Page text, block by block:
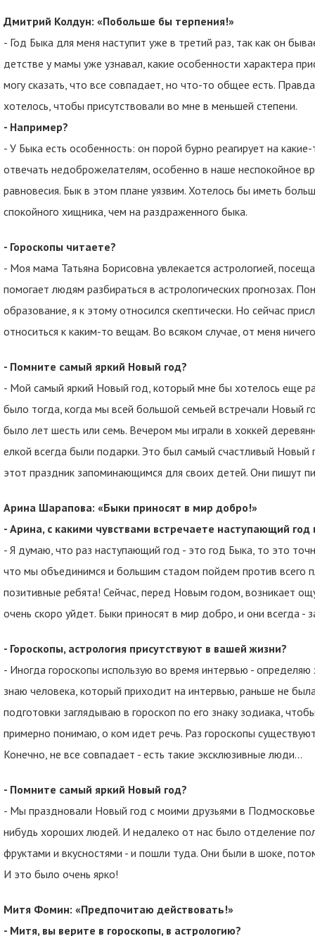
Дмитрий Колдун: «Побольше бы терпения!»
- Год Быка для меня наступит уже в третий раз, так как он
детстве у мамы уже узнавал, какие особенности характера
могу сказать, что все совпадает, но что-то общее есть.
хотелось, чтобы присутствовали во мне в меньшей степени.
- Например?
- У Быка есть особенность: он порой бурно реагирует на
отвечать недоброжелателям, особенно в наше неспокойное
равновесия. Бык в этом плане уязвим. Хотелось бы иметь
спокойного хищника, чем на раздраженного быка.
- Гороскопы читаете?
- Моя мама Татьяна Борисовна увлекается астрологией,
помогает людям разбираться в астрологических прогнозах.
образование, я к этому относился скептически. Но сейчас
относиться к каким-то вещам. Во всяком случае, от меня
- Помните самый яркий Новый год?
- Мой самый яркий Новый год, который мне бы хотелось еще
было тогда, когда мы всей большой семьей встречали Новый
было лет шесть или семь. Вечером мы играли в хоккей
елкой всегда были подарки. Это был самый счастливый Новый
этот праздник запоминающимся для своих детей. Они пишут
Арина Шарапова: «Быки приносят в мир добро!»
- Арина, с какими чувствами встречаете наступающий год
- Я думаю, что раз наступающий год - это год Быка, то это
что мы объединимся и большим стадом пойдем против всего
позитивные ребята! Сейчас, перед Новым годом, возникает
очень скоро уйдет. Быки приносят в мир добро, и они всегда -
- Гороскопы, астрология присутствуют в вашей жизни?
- Иногда гороскопы использую во время интервью -
знаю человека, который приходит на интервью, раньше не
подготовки заглядываю в гороскоп по его знаку зодиака,
примерно понимаю, о ком идет речь. Раз гороскопы
Конечно, не все совпадает - есть такие эксклюзивные люди…
- Помните самый яркий Новый год?
- Мы праздновали Новый год с моими друзьями в
нибудь хороших людей. И недалеко от нас было отделение
фруктами и вкусностями - и пошли туда. Они были в шоке,
И это было очень ярко!
Митя Фомин: «Предпочитаю действовать!»
- Митя, вы верите в гороскопы, в астрологию?